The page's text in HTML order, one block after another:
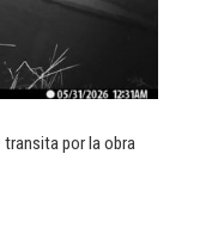
por la obra